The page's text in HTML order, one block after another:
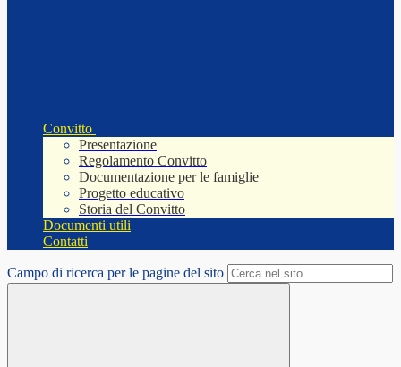
Convitto
Presentazione
Regolamento Convitto
Documentazione per le famiglie
Progetto educativo
Storia del Convitto
Documenti utili
Contatti
Campo di ricerca per le pagine del sito